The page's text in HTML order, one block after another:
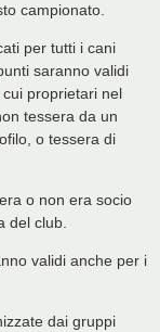
campionato.
per tutti i cani
saranno validi
proprietari nel
tessera da un
o tessera di
o non era socio
del club.
validi anche per i
dai gruppi